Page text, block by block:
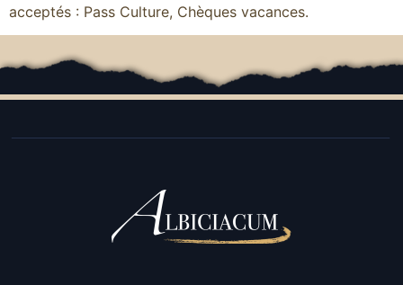
acceptés : Pass Culture, Chèques vacances.